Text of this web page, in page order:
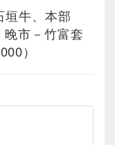
垣牛、本部
市－竹富套
）